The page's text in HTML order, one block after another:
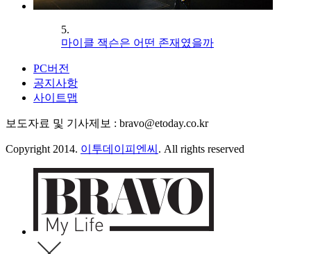
5.
마이클 잭슨은 어떤 존재였을까
PC버전
공지사항
사이트맵
보도자료 및 기사제보 : bravo@etoday.co.kr
Copyright 2014. 이투데이피엔씨 . All rights reserved